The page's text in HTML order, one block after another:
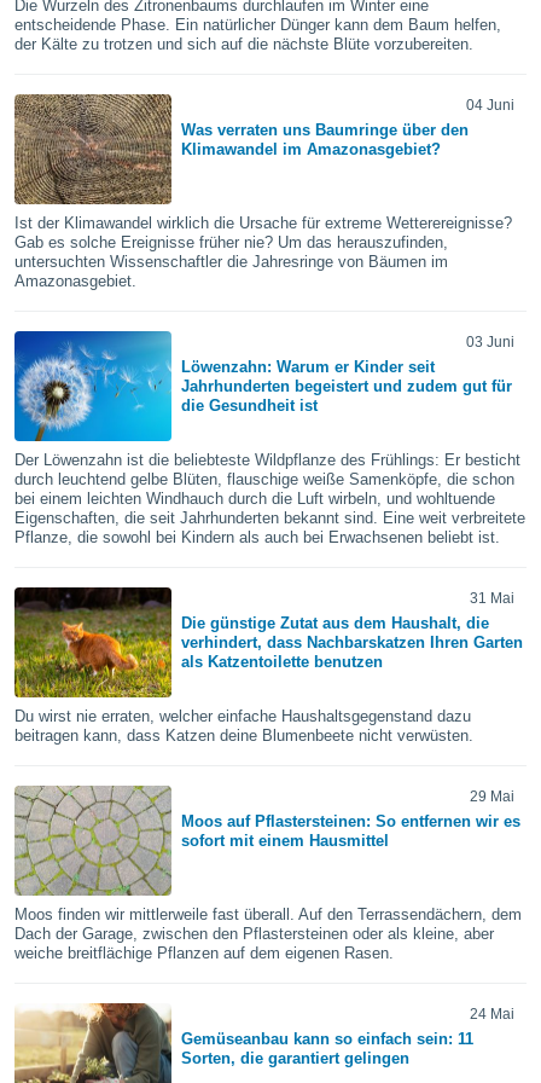
auf
basiert,
uns,
zu
Ihnen
zur
stellen.
auf die
und
davon, ob
oder
es uns
das
der
verfolgen
Profil zu
Inhalte
Weitere
finden
. Sie
jederzeit
Rand
AKZEPTIEREN
UND
FORTFAHREN
EINSTELLUNGEN
Die Wurzeln des Zitronenbaums durchlaufen im Winter eine
entscheidende Phase. Ein natürlicher Dünger kann dem Baum helfen,
der Kälte zu trotzen und sich auf die nächste Blüte vorzubereiten.
04 Juni
Was verraten uns Baumringe über den
Klimawandel im Amazonasgebiet?
Ist der Klimawandel wirklich die Ursache für extreme Wetterereignisse?
Gab es solche Ereignisse früher nie? Um das herauszufinden,
untersuchten Wissenschaftler die Jahresringe von Bäumen im
Amazonasgebiet.
03 Juni
Löwenzahn: Warum er Kinder seit
Jahrhunderten begeistert und zudem gut für
die Gesundheit ist
Der Löwenzahn ist die beliebteste Wildpflanze des Frühlings: Er besticht
durch leuchtend gelbe Blüten, flauschige weiße Samenköpfe, die schon
bei einem leichten Windhauch durch die Luft wirbeln, und wohltuende
Eigenschaften, die seit Jahrhunderten bekannt sind. Eine weit verbreitete
Pflanze, die sowohl bei Kindern als auch bei Erwachsenen beliebt ist.
31 Mai
Die günstige Zutat aus dem Haushalt, die
verhindert, dass Nachbarskatzen Ihren Garten
als Katzentoilette benutzen
Du wirst nie erraten, welcher einfache Haushaltsgegenstand dazu
beitragen kann, dass Katzen deine Blumenbeete nicht verwüsten.
29 Mai
Moos auf Pflastersteinen: So entfernen wir es
sofort mit einem Hausmittel
Moos finden wir mittlerweile fast überall. Auf den Terrassendächern, dem
Dach der Garage, zwischen den Pflastersteinen oder als kleine, aber
weiche breitflächige Pflanzen auf dem eigenen Rasen.
24 Mai
Gemüseanbau kann so einfach sein: 11
Sorten, die garantiert gelingen